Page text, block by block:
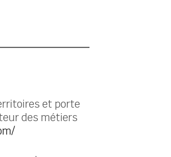
et porte
des métiers